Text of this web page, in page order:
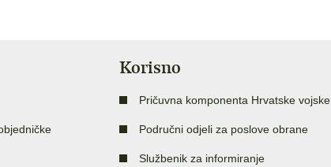
Korisno
Pričuvna komponenta Hrvatske vojske
Područni odjeli za poslove obrane
Službenik za informiranje